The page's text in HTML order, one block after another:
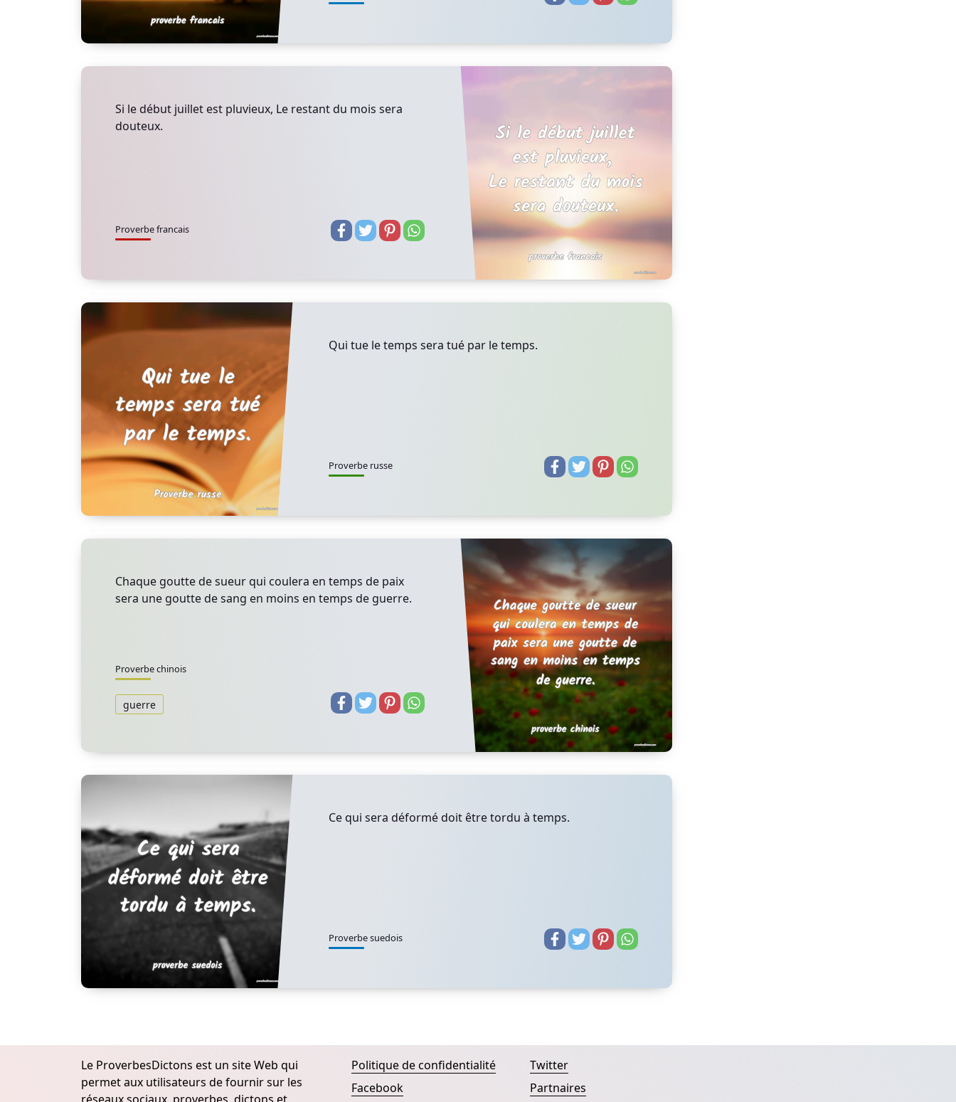
Si le début juillet est pluvieux, Le restant du mois sera
douteux.
Proverbe francais
Qui tue le temps sera tué par le temps.
Proverbe russe
Chaque goutte de sueur qui coulera en temps de paix
sera une goutte de sang en moins en temps de guerre.
Proverbe chinois
guerre
Ce qui sera déformé doit être tordu à temps.
Proverbe suedois
Le ProverbesDictons est un site Web qui
permet aux utilisateurs de fournir sur les
Politique de confidentialité
Facebook
Twitter
Partnaires